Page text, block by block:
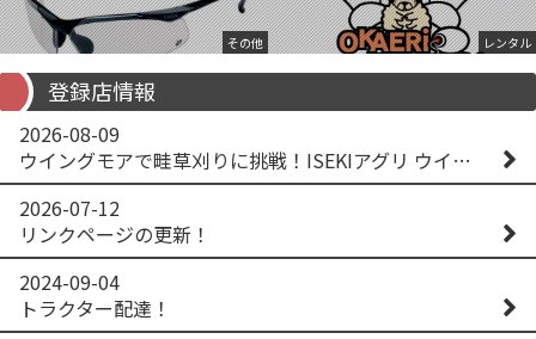
その他 レンタル
登録店情報
2026-08-09
ウイングモアで畦草刈りに挑戦！ISEKIアグリ ウイングモア WM746AF
2026-07-12
リンクページの更新！
2024-09-04
トラクター配達！